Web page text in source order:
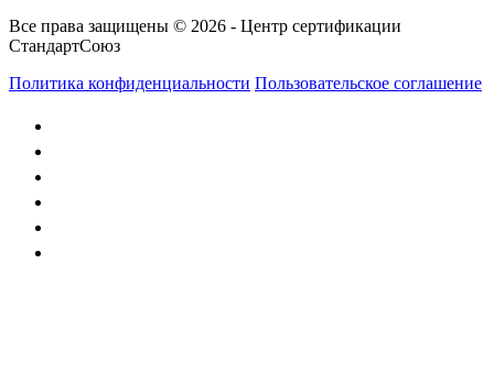
Все права защищены © 2026 - Центр сертификации
СтандартСоюз
Политика конфиденциальности Пользовательское соглашение